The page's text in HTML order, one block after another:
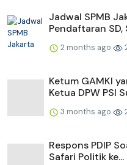
Jadwal SPMB
Pendaftaran SD,
2 months ago
Ketum GAMKI
Ketua DPW PSI
3 months ago
Respons PDIP
Safari Politik ke...